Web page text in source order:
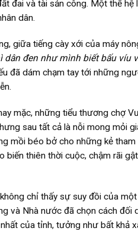
đai và tài sản công. Một thế
dân.
giữa tiếng cày xới của máy
dân đen như mình biết bấu víu
đã dám chạm tay tới những
mặc, những tiểu thương chợ
sau tất cả là nỗi mong mỏi
mồi béo bở cho những kẻ
thiên thời cuộc, chậm rãi gật
chỉ thấy sự suy đồi của
và Nhà nước đã chọn cách đối
của tỉnh, tưởng như bất khả